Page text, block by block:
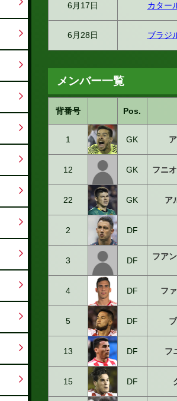
6月17日 カター
6月28日 ブラジ
メンバー一覧
背番号 Pos.
1 GK
12 GK フニ
22 GK ア
2 DF
3 DF
フア
4 DF フ
5 DF
13 DF フ
15 DF